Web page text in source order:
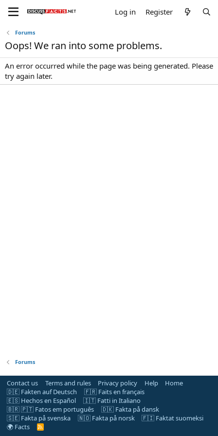
Log in Register
Forums
Oops! We ran into some problems.
An error occurred while the page was being generated. Please
try again later.
Forums
Contact us Terms and rules Privacy policy Help
Home
🇩🇪 Fakten auf Deutsch
🇫🇷 Faits en français
🇪🇸 Hechos en Español
🇮🇹 Fatti in Italiano
🇧🇷 🇵🇹 Fatos em português
🇩🇰 Fakta på dansk
🇸🇪 Fakta på svenska
🇳🇴 Fakta på norsk
🇫🇮 Faktat suomeksi
🌍 Facts
R